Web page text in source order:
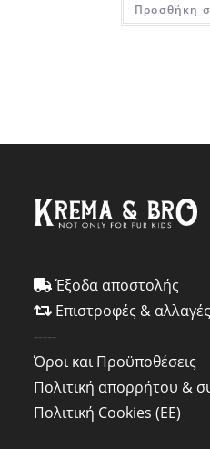
Προσθήκη
Έξοδα αποστολής
Επιστροφές & αλλαγές
-----
Όροι και Προϋποθέσεις
Πολιτική απορρήτου &
Πολιτική Cookies (ΕΕ)